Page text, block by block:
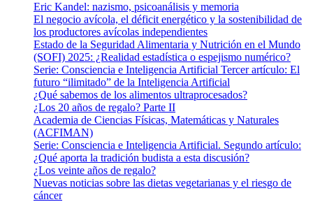
Eric Kandel: nazismo, psicoanálisis y memoria
El negocio avícola, el déficit energético y la sostenibilidad de
los productores avícolas independientes
Estado de la Seguridad Alimentaria y Nutrición en el Mundo
(SOFI) 2025: ¿Realidad estadística o espejismo numérico?
Serie: Consciencia e Inteligencia Artificial Tercer artículo: El
futuro “ilimitado” de la Inteligencia Artificial
¿Qué sabemos de los alimentos ultraprocesados?
¿Los 20 años de regalo? Parte II
Academia de Ciencias Físicas, Matemáticas y Naturales
(ACFIMAN)
Serie: Consciencia e Inteligencia Artificial. Segundo artículo:
¿Qué aporta la tradición budista a esta discusión?
¿Los veinte años de regalo?
Nuevas noticias sobre las dietas vegetarianas y el riesgo de
cáncer